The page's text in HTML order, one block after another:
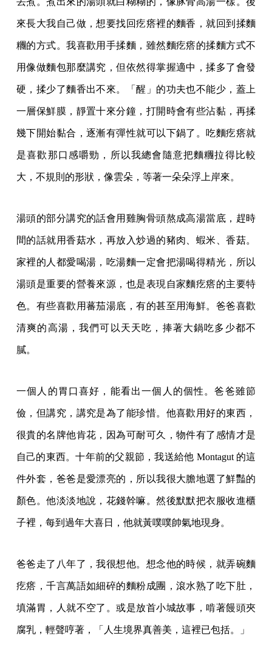
來長大我自己做，想要找回疙瘩裡的麵香，就回到揉麵
糰的方式。我喜歡用手揉麵，雖然麵疙瘩的揉麵方式不
用像做麵包那麼講究，但依然得掌握適中，揉多了會發
硬，揉少了麵香出不來。「醒」的功夫也不能少，蓋上
一層保鮮膜，靜置十來分鐘，打開時會有些沾黏，再揉
幾下開始黏合，逐漸有彈性就可以下鍋了。吃麵疙瘩就
是喜歡那口感嚼勁，所以我總會隨意把麵糰拉得比較
大，不規則的形狀，像雲朵，等著一朵朵浮上岸來。
湯頭的部分講究的話會用雞胸骨頭熬成高湯當底，趕時
間的話就用香菇水，再放入炒過的豬肉、蝦米、香菇。
家裡的人都愛喝湯，吃湯麵一定會把湯喝得精光，所以
湯頭是重要的營養來源，也是表現自家麵疙瘩的主要特
色。有些喜歡用蕃茄湯底，有的甚至用海鮮。爸爸喜歡
清爽的高湯，我們可以天天吃，捧著大鍋吃多少都不
膩。
一個人的胃口喜好，能看出一個人的個性。爸爸雖節
儉，但講究，講究是為了能珍惜。他喜歡用好的東西，
很貴的名牌他肯花，因為可耐可久，物件有了感情才是
自己的東西。十年前的父親節，我送給他 Montagut 的這
件外套，爸爸是愛漂亮的，所以我很大膽地選了鮮豔的
顏色。他淡淡地說，花錢幹嘛。然後默默把衣服收進櫃
子裡，每到過年大喜日，他就黃噗噗帥氣地現身。
爸爸走了八年了，我很想他。想念他的時候，就弄碗麵
疙瘩，千言萬語如細碎的麵粉成團，滾水熟了吃下肚，
填滿胃，人就不空了。或是放首小城故事，啃著饅頭夾
腐乳，輕聲哼著，「人生境界真善美，這裡已包括。」